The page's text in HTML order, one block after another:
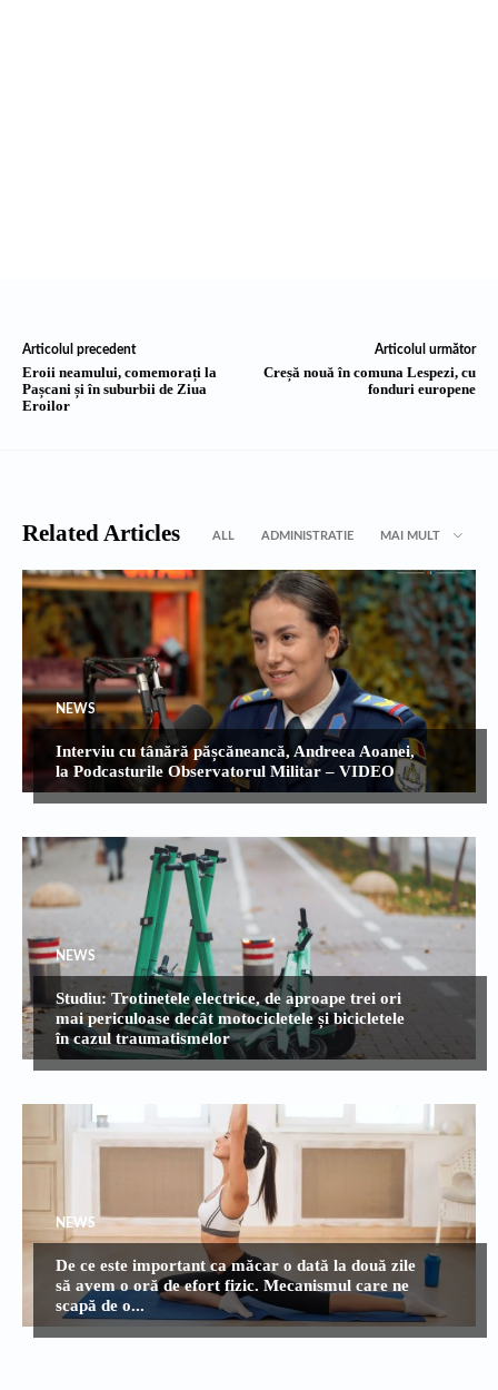
Articolul precedent
Eroii neamului, comemorați la
Pașcani și în suburbii de Ziua
Eroilor
Articolul următor
Creșă nouă în comuna Lespezi, cu
fonduri europene
Related Articles ALL ADMINISTRATIE MAI MULT
NEWS
Interviu cu tânără pășcăneancă, Andreea Aoanei,
la Podcasturile Observatorul Militar – VIDEO
NEWS
Studiu: Trotinetele electrice, de aproape trei ori
mai periculoase decât motocicletele și bicicletele
în cazul traumatismelor
NEWS
De ce este important ca măcar o dată la două zile
să avem o oră de efort fizic. Mecanismul care ne
scapă de o...